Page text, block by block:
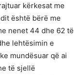
kërkesat me
është bërë me
nenet 44 dhe 62 të
lehtësimin e
mundësuar që ai
të sjellë